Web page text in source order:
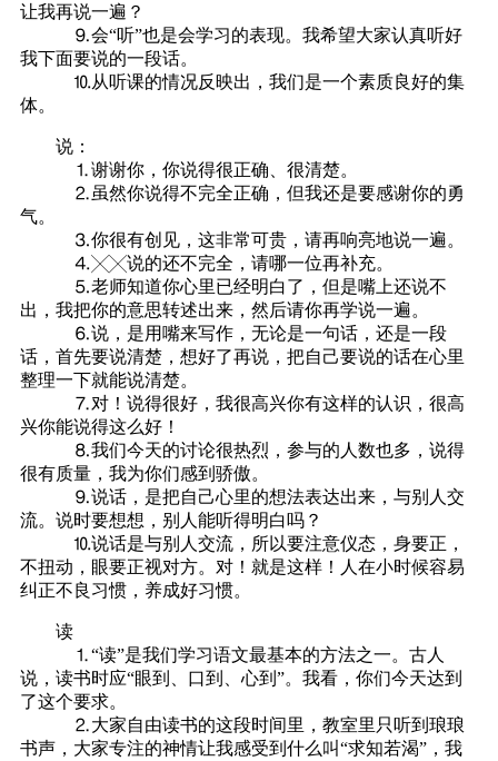
让我再说一遍？
⒐会“听”也是会学习的表现。我希望大家认真听好
我下面要说的一段话。
⒑从听课的情况反映出，我们是一个素质良好的集
体。
说：
⒈谢谢你，你说得很正确、很清楚。
⒉虽然你说得不完全正确，但我还是要感谢你的勇
气。
⒊你很有创见，这非常可贵，请再响亮地说一遍。
⒋╳╳说的还不完全，请哪一位再补充。
⒌老师知道你心里已经明白了，但是嘴上还说不
出，我把你的意思转述出来，然后请你再学说一遍。
⒍说，是用嘴来写作，无论是一句话，还是一段
话，首先要说清楚，想好了再说，把自己要说的话在心里
整理一下就能说清楚。
⒎对！说得很好，我很高兴你有这样的认识，很高
兴你能说得这么好！
⒏我们今天的讨论很热烈，参与的人数也多，说得
很有质量，我为你们感到骄傲。
⒐说话，是把自己心里的想法表达出来，与别人交
流。说时要想想，别人能听得明白吗？
⒑说话是与别人交流，所以要注意仪态，身要正，
不扭动，眼要正视对方。对！就是这样！人在小时候容易
纠正不良习惯，养成好习惯。
读
⒈“读”是我们学习语文最基本的方法之一。古人
说，读书时应“眼到、口到、心到”。我看，你们今天达到
了这个要求。
⒉大家自由读书的这段时间里，教室里只听到琅琅
书声，大家专注的神情让我感受到什么叫“求知若渴”，我